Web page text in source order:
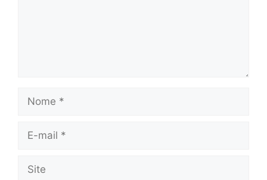
Nome
Site